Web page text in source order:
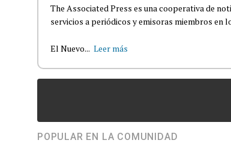
The Associated Press es una cooperativa de
servicios a periódicos y emisoras miembros en
El Nuevo... Leer más
POPULAR EN LA COMUNIDAD